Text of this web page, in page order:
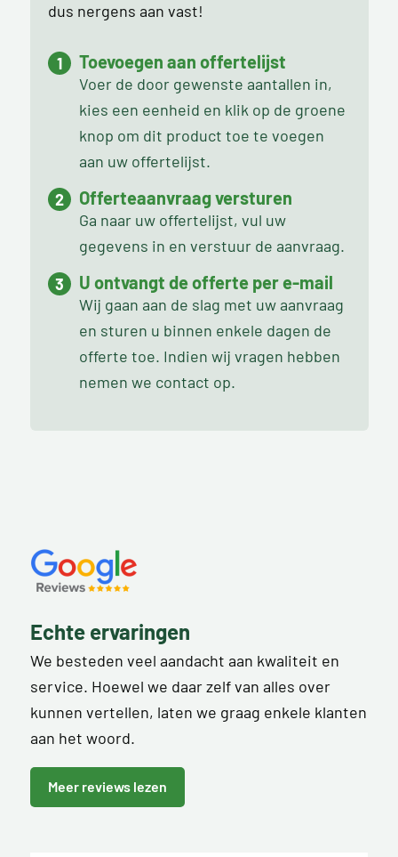
dus nergens aan vast!
Toevoegen aan offertelijst
Voer de door gewenste aantallen in,
kies een eenheid en klik op de groene
knop om dit product toe te voegen
aan uw offertelijst.
Offerteaanvraag versturen
Ga naar uw offertelijst, vul uw
gegevens in en verstuur de aanvraag.
U ontvangt de offerte per e-mail
Wij gaan aan de slag met uw aanvraag
en sturen u binnen enkele dagen de
offerte toe. Indien wij vragen hebben
nemen we contact op.
Echte ervaringen
We besteden veel aandacht aan kwaliteit en
service. Hoewel we daar zelf van alles over
kunnen vertellen, laten we graag enkele klanten
aan het woord.
Meer reviews lezen